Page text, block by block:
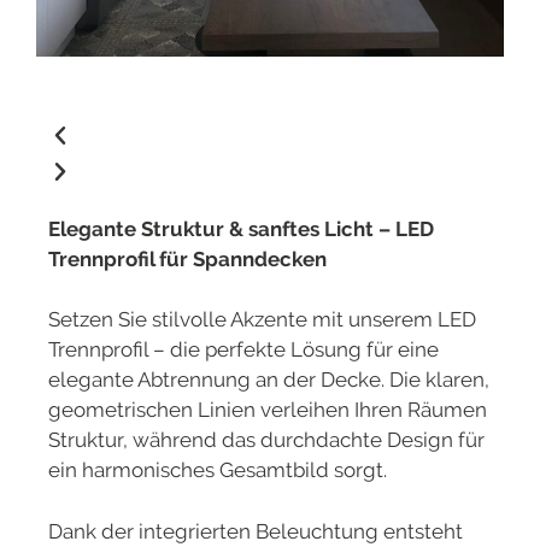
Elegante Struktur & sanftes Licht – LED
Trennprofil für Spanndecken
Setzen Sie stilvolle Akzente mit unserem LED
Trennprofil – die perfekte Lösung für eine
elegante Abtrennung an der Decke. Die klaren,
geometrischen Linien verleihen Ihren Räumen
Struktur, während das durchdachte Design für
ein harmonisches Gesamtbild sorgt.
Dank der integrierten Beleuchtung entsteht